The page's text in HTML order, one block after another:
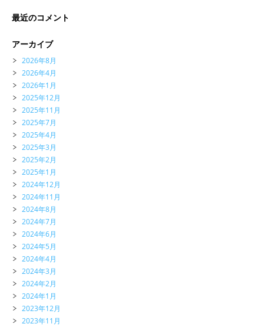
最近のコメント
アーカイブ
2026年8月
2026年4月
2026年1月
2025年12月
2025年11月
2025年7月
2025年4月
2025年3月
2025年2月
2025年1月
2024年12月
2024年11月
2024年8月
2024年7月
2024年6月
2024年5月
2024年4月
2024年3月
2024年2月
2024年1月
2023年12月
2023年11月